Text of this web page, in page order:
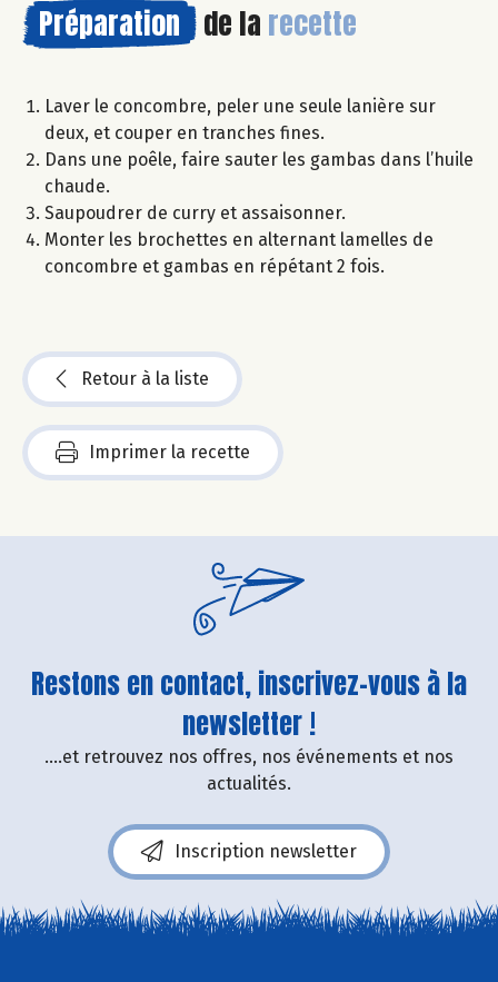
Préparation de la recette
Laver le concombre, peler une seule lanière sur
deux, et couper en tranches fines.
Dans une poêle, faire sauter les gambas dans l’huile
chaude.
Saupoudrer de curry et assaisonner.
Monter les brochettes en alternant lamelles de
concombre et gambas en répétant 2 fois.
Retour à la liste
Imprimer la recette
Restons en contact, inscrivez-vous à la
newsletter !
....et retrouvez nos offres, nos événements et nos
actualités.
Inscription newsletter